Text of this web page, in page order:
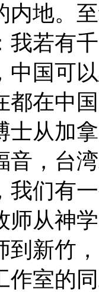
内地。
我若有
中国可
都在中
士从加
音，台
我们有
师从神
到新竹
作室的